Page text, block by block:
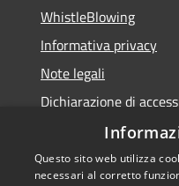
WhistleBlowing
Informativa privacy
Note legali
Dichiarazione di
Questo sito web utilizza
necessari al corretto